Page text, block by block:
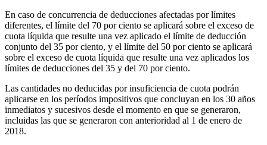
En caso de concurrencia de deducciones afectadas por límites
diferentes, el límite del 70 por ciento se aplicará sobre el exceso de
cuota líquida que resulte una vez aplicado el límite de deducción
conjunto del 35 por ciento, y el límite del 50 por ciento se aplicará
sobre el exceso de cuota líquida que resulte una vez aplicados los
límites de deducciones del 35 y del 70 por ciento.
Las cantidades no deducidas por insuficiencia de cuota podrán
aplicarse en los períodos impositivos que concluyan en los 30 años
inmediatos y sucesivos desde el momento en que se generaron,
incluidas las que se generaron con anterioridad al 1 de enero de
2018.